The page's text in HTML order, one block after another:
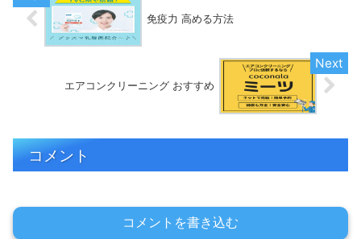
免疫力 高める方法
エアコンクリーニング おすすめ
コメント
コメントを書き込む